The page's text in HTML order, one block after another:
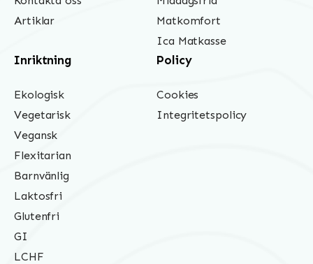
Artiklar
Matkomfort
Ica Matkasse
Inriktning
Ekologisk
Vegetarisk
Vegansk
Flexitarian
Barnvänlig
Laktosfri
Glutenfri
GI
LCHF
Policy
Cookies
Integritetspolicy